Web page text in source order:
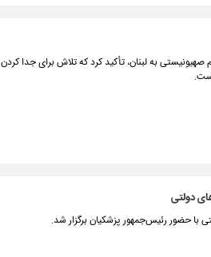
به لبنان، تأکید کرد که تلاش برای جدا کردن
دولتی
حضور رئیس‌جمهور پزشکیان برگزار شد.